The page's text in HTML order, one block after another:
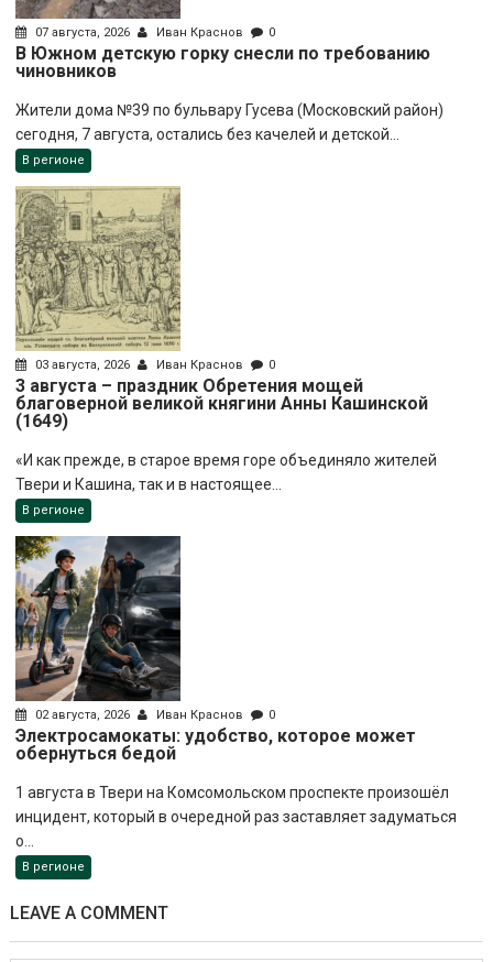
07 августа, 2026 Иван Краснов 0
В Южном детскую горку снесли по требованию
чиновников
Жители дома №39 по бульвару Гусева (Московский район)
сегодня, 7 августа, остались без качелей и детской...
В регионе
03 августа, 2026 Иван Краснов 0
3 августа – праздник Обретения мощей
благоверной великой княгини Анны Кашинской
(1649)
«И как прежде, в старое время горе объединяло жителей
Твери и Кашина, так и в настоящее...
В регионе
02 августа, 2026 Иван Краснов 0
Электросамокаты: удобство, которое может
обернуться бедой
1 августа в Твери на Комсомольском проспекте произошёл
инцидент, который в очередной раз заставляет задуматься
о...
В регионе
LEAVE A COMMENT